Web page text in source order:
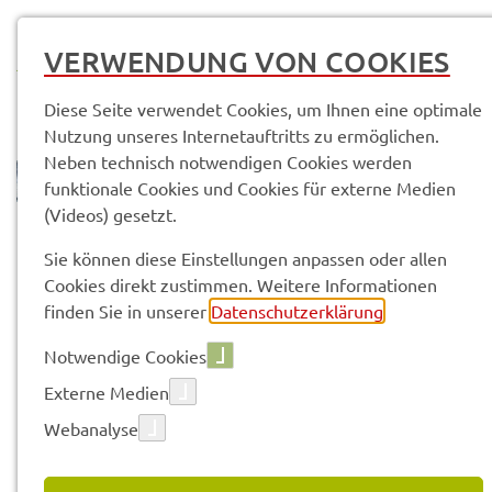
Abtei­lung 3 - Öffent­li­che Sicher­heit und Ordnung
Stra­ßen­ver­kehrs­amt (SG 31)
Vorle­sen
VERWENDUNG VON COOKIES
Diese Seite verwendet Cookies, um Ihnen eine optimale
Nutzung unseres Internetauftritts zu ermöglichen.
Neben technisch notwendigen Cookies werden
funktionale Cookies und Cookies für externe Medien
(Videos) gesetzt.
Sie können diese Einstellungen anpassen oder allen
Cookies direkt zustimmen. Weitere Informationen
finden Sie in unserer Datenschutzerklärung
Notwendige Cookies
Externe Medien
Webanalyse